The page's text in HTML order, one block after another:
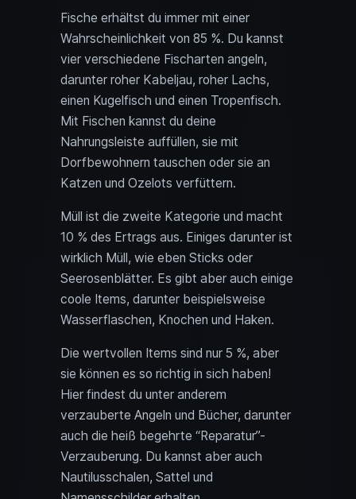
Fische erhältst du immer mit einer
Wahrscheinlichkeit von 85 %. Du kannst
vier verschiedene Fischarten angeln,
darunter roher Kabeljau, roher Lachs,
einen Kugelfisch und einen Tropenfisch.
Mit Fischen kannst du deine
Nahrungsleiste auffüllen, sie mit
Dorfbewohnern tauschen oder sie an
Katzen und Ozelots verfüttern.
Müll ist die zweite Kategorie und macht
10 % des Ertrags aus. Einiges darunter ist
wirklich Müll, wie eben Sticks oder
Seerosenblätter. Es gibt aber auch einige
coole Items, darunter beispielsweise
Wasserflaschen, Knochen und Haken.
Die wertvollen Items sind nur 5 %, aber
sie können es so richtig in sich haben!
Hier findest du unter anderem
verzauberte Angeln und Bücher, darunter
auch die heiß begehrte “Reparatur”-
Verzauberung. Du kannst aber auch
Nautilusschalen, Sattel und